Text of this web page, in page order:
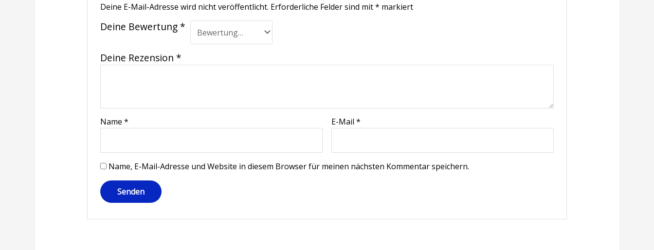
Deine E-Mail-Adresse wird nicht veröffentlicht. Erforderliche Felder sind mit* markiert
Deine Bewertung *
Deine Rezension *
Name* E-Mail*
Name, E-Mail-Adresse und Website in diesem Browser für meinen nächsten Kommentar speichern.